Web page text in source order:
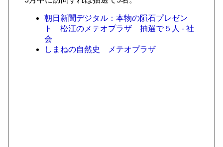
朝日新聞デジタル：本物の隕石プレゼン
ト 松江のメテオプラザ 抽選で５人 - 社
会
しまねの自然史 メテオプラザ